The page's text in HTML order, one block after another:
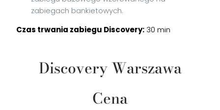
zabiegach bankietowych.
Czas trwania zabiegu Discovery: 30 min
Discovery Warszawa
Cena